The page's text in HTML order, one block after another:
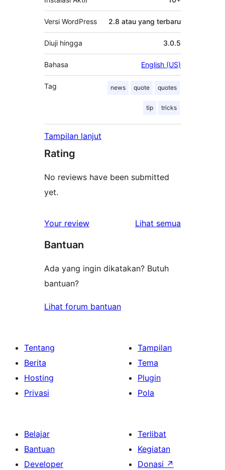
Versi WordPress 2.8 atau yang terbaru
Diuji hingga 3.0.5
Bahasa English (US)
Tag news quote quotes
tip tricks
Tampilan lanjut
Rating
No reviews have been submitted
yet.
Your review Lihat semua
Bantuan
Ada yang ingin dikatakan? Butuh
bantuan?
Lihat forum bantuan
Tentang
Berita
Hosting
Privasi
Tampilan
Tema
Plugin
Pola
Belajar
Bantuan
Developer
Terlibat
Kegiatan
Donasi ↗